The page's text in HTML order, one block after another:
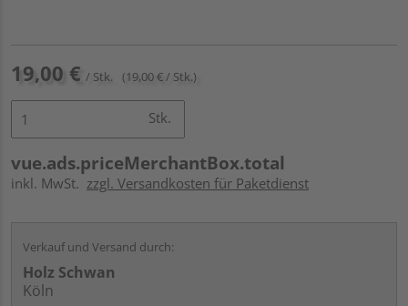
19,00 € / Stk. (19,00 € / Stk.)
Stk.
vue.ads.priceMerchantBox.total
inkl. MwSt. zzgl. Versandkosten für Paketdienst
Verkauf und Versand durch:
Holz Schwan
Köln